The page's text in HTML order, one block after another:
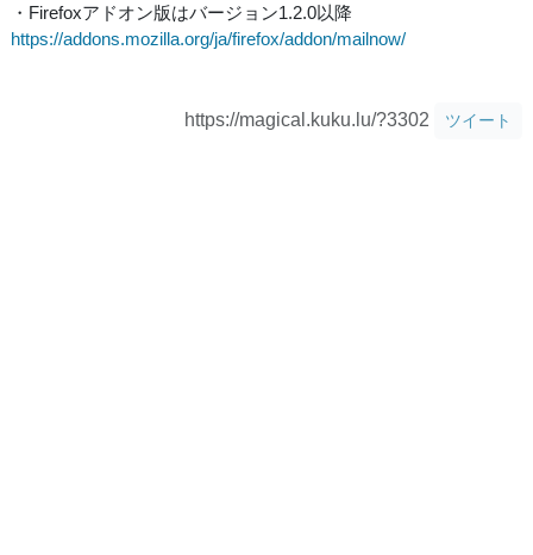
・Firefoxアドオン版はバージョン1.2.0以降
https://addons.mozilla.org/ja/firefox/addon/mailnow/
https://magical.kuku.lu/?3302 ツイート